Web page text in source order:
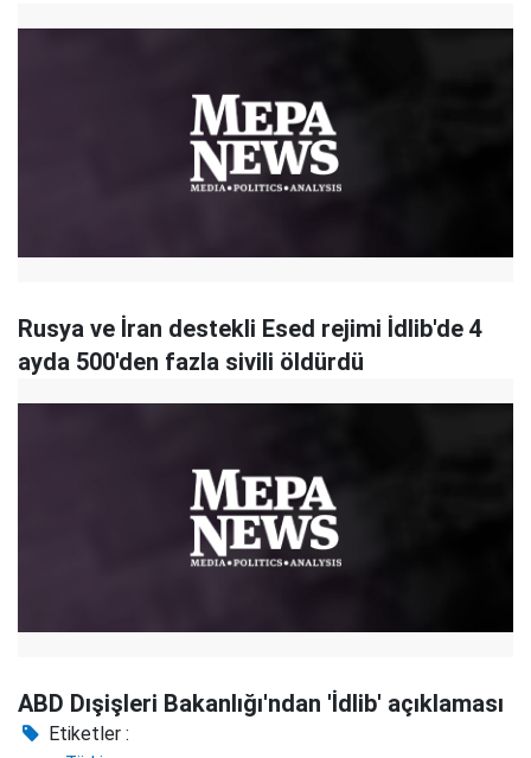
Rusya ve İran destekli Esed rejimi İdlib'de 4
ayda 500'den fazla sivili öldürdü
ABD Dışişleri Bakanlığı'ndan 'İdlib' açıklaması
Etiketler :